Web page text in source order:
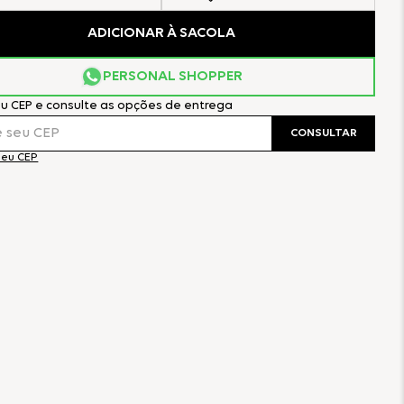
ADICIONAR À SACOLA
PERSONAL SHOPPER
CEP e consulte as opções de entrega
CEP
CONSULTAR